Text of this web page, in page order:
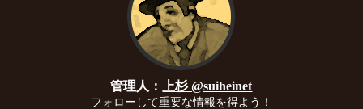
管理人：上杉 @suiheinet
フォローして重要な情報を得よう！